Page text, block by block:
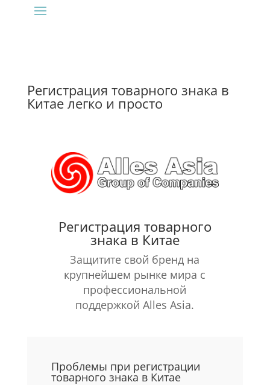
Регистрация товарного знака в
Китае легко и просто
Регистрация товарного
знака в Китае
Защитите свой бренд на
крупнейшем рынке мира с
профессиональной
поддержкой Alles Asia.
Проблемы при регистрации
товарного знака в Китае